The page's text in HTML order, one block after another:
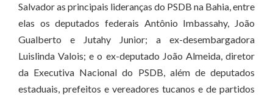
Salvador as principais lideranças do PSDB na Bahia, entre
elas os deputados federais Antônio Imbassahy, João
Gualberto e Jutahy Junior; a ex-desembargadora
Luislinda Valois; e o ex-deputado João Almeida, diretor
da Executiva Nacional do PSDB, além de deputados
estaduais, prefeitos e vereadores tucanos e de partidos